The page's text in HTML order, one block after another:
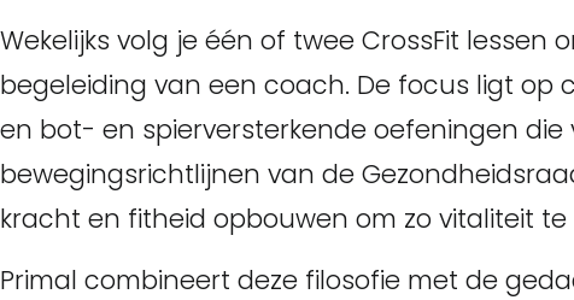
Wekelijks volg je één of twee CrossFit lessen
begeleiding van een coach. De focus ligt op
en bot- en spierversterkende oefeningen
bewegingsrichtlijnen van de
kracht en fitheid opbouwen om zo vitaliteit
Primal combineert deze filosofie met de